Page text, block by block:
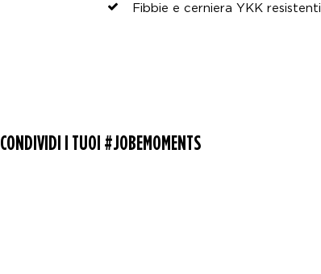
Fibbie e cerniera YKK resistenti
CONDIVIDI I TUOI #JOBEMOMENTS